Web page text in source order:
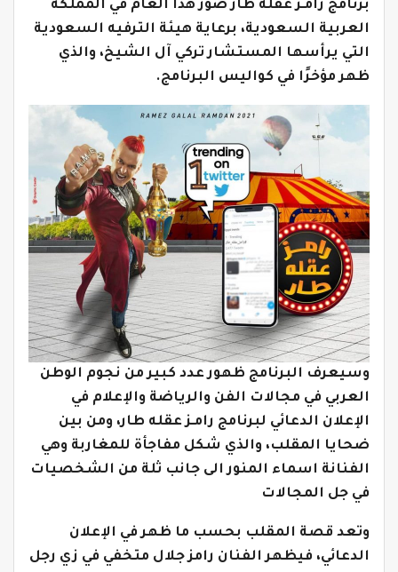
برنامج رامـز عقله طار صُور هذا العام في المملكة
العربية السعودية، برعاية هيئة الترفيه السعودية
التي يرأسها المستشار تركي آل الشيخ، والذي
ظهر مؤخرًا في كواليس البرنامج.
وسيعرف البرنامج ظهور عدد كبير من نجوم الوطن
العربي في مجالات الفن والرياضة والإعلام في
الإعلان الدعائي لبرنامج رامـز عقله طار، ومن بين
ضحايا المقلب، والذي شكل مفاجأة للمغاربة وهي
الفنانة اسماء المنور الى جانب ثلة من الشخصيات
في جل المجالات
وتعد قصة المقلب بحسب ما ظهر في الإعلان
الدعائي، فيظهر الفنان رامز جلال متخفي في زي رجل